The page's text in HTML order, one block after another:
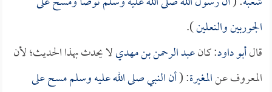
الجوربين والنعلين).
قالأبو داود: كانعبد الرحمن بن مهديلا يحدث بهذا الحديث؛ لأن
المعروف عنالمغيرة: (أن النبي صلى الله عليه وسلم مسح على